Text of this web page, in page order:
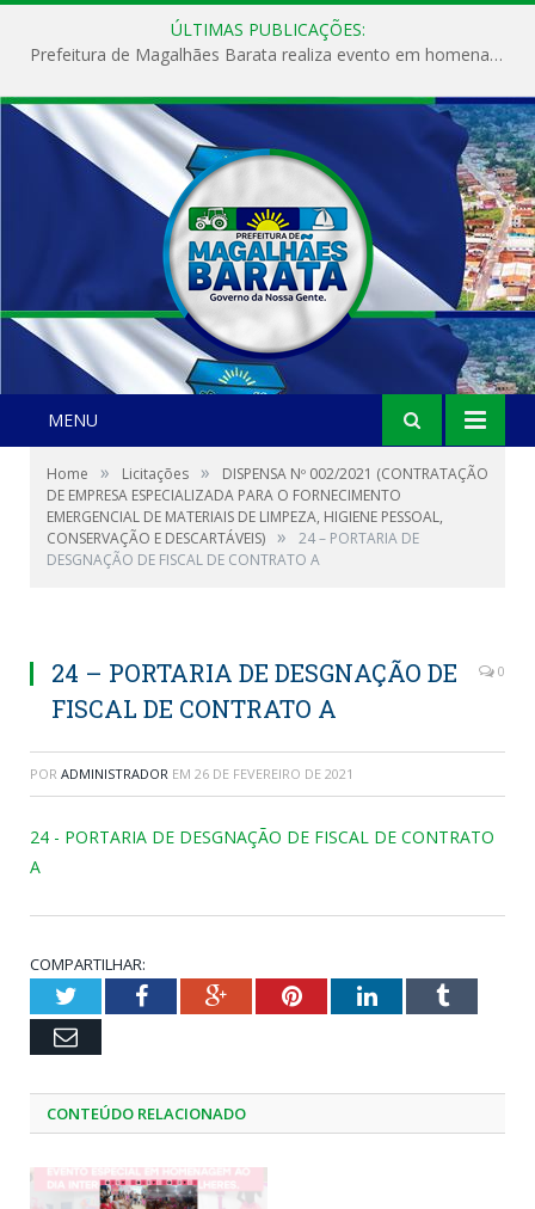
ÚLTIMAS PUBLICAÇÕES:
Prefeitura de Magalhães Barata realiza evento em homenagem ao Dia Internacional da Mulher
MENU
Home » Licitações »
DISPENSA Nº 002/2021 (CONTRATAÇÃO
DE EMPRESA ESPECIALIZADA PARA O FORNECIMENTO
EMERGENCIAL DE MATERIAIS DE LIMPEZA, HIGIENE PESSOAL,
CONSERVAÇÃO E DESCARTÁVEIS) »
24 – PORTARIA DE
DESGNAÇÃO DE FISCAL DE CONTRATO A
24 – PORTARIA DE DESGNAÇÃO DE
FISCAL DE CONTRATO A
0
POR ADMINISTRADOR EM 26 DE FEVEREIRO DE 2021
24 - PORTARIA DE DESGNAÇÃO DE FISCAL DE CONTRATO
A
COMPARTILHAR:
TwitterFacebookGoogle+PinterestLinkedInTumblr
Email
CONTEÚDO RELACIONADO